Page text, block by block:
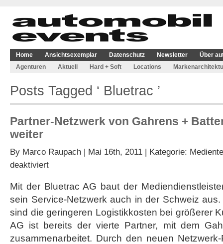
Home Ansichtsexemplar Datenschutz Newsletter
Über
Agenturen
Aktuell Hard + Soft Locations
Posts Tagged ‘ Bluetrac ’
Partner-Netzwerk von Gahrens +
weiter
By Marco Raupach | Mai 16th, 2011 | Kategorie:
deaktiviertfür
von
Gahrens
Battermann
wächst
Mit der Bluetrac AG baut der
sein Service-Netzwerk auch in der Schweiz
sind die geringeren Logistikkosten bei größerer
AG ist bereits der vierte Partner, mit dem
zusammenarbeitet. Durch den neuen